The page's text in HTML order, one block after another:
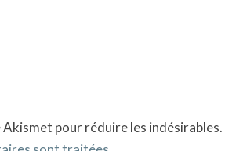
pour réduire les indésirables.